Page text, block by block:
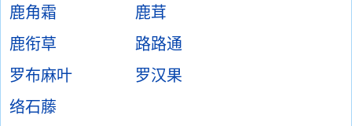
鹿角霜
鹿茸
鹿衔草
路路通
罗布麻叶
罗汉果
络石藤